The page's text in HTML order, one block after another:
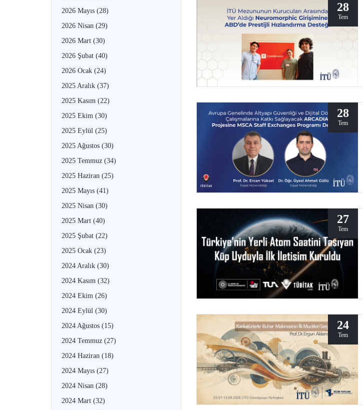
2026 Mayıs (28)
2026 Nisan (29)
2026 Mart (30)
2026 Şubat (40)
2026 Ocak (24)
2025 Aralık (37)
2025 Kasım (22)
2025 Ekim (30)
2025 Eylül (25)
2025 Ağustos (30)
2025 Temmuz (34)
2025 Haziran (25)
2025 Mayıs (41)
2025 Nisan (30)
2025 Mart (40)
2025 Şubat (22)
2025 Ocak (23)
2024 Aralık (30)
2024 Kasım (32)
2024 Ekim (26)
2024 Eylül (30)
2024 Ağustos (15)
2024 Temmuz (27)
2024 Haziran (18)
2024 Mayıs (27)
2024 Nisan (28)
2024 Mart (32)
28
Tem
28
Tem
27
Tem
24
Tem